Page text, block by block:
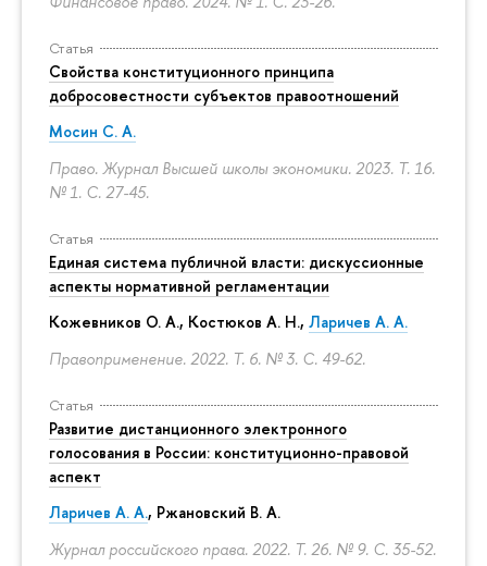
Статья
Свойства конституционного принципа
добросовестности субъектов правоотношений
Мосин С. А.
Право. Журнал Высшей школы экономики. 2023. Т. 16.
№ 1. С. 27-45.
Статья
Единая система публичной власти: дискуссионные
аспекты нормативной регламентации
Кожевников О. А., Костюков А. Н., Ларичев А. А.
Правоприменение. 2022. Т. 6. № 3. С. 49-62.
Статья
Развитие дистанционного электронного
голосования в России: конституционно-правовой
аспект
Ларичев А. А., Ржановский В. А.
Журнал российского права. 2022. Т. 26. № 9. С. 35-52.